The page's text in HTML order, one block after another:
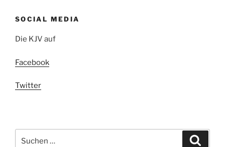
SOCIAL MEDIA
Die KJV auf
Facebook
Twitter